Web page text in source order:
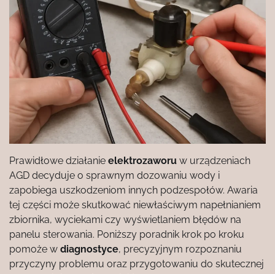
Prawidłowe działanie elektrozaworu w urządzeniach
AGD decyduje o sprawnym dozowaniu wody i
zapobiega uszkodzeniom innych podzespołów. Awaria
tej części może skutkować niewłaściwym napełnianiem
zbiornika, wyciekami czy wyświetlaniem błędów na
panelu sterowania. Poniższy poradnik krok po kroku
pomoże w diagnostyce, precyzyjnym rozpoznaniu
przyczyny problemu oraz przygotowaniu do skutecznej